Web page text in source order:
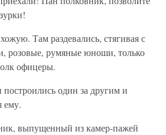
Там раздевались, стягивая с
розовые, румяные юноши, только
офицеры.
один за другим и
ему.
выпущенный из камер-пажей